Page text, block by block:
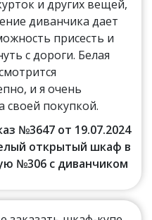
и других вещей,
диванчика дает
присесть и
с дороги. Белая
и я очень
своей покупкой.
№3647 от 19.07.2024
открытый шкаф в
№306 с диванчиком